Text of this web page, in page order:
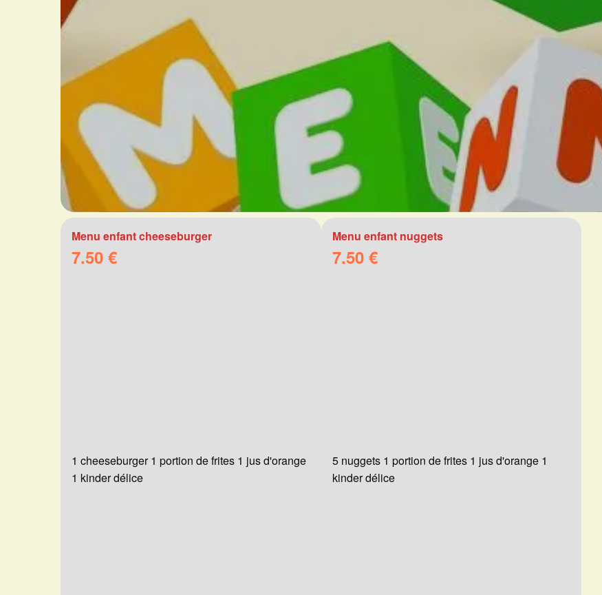
Menu enfant cheeseburger
7.50 €
1 cheeseburger 1 portion de frites 1 jus d'orange
1 kinder délice
Menu enfant nuggets
7.50 €
5 nuggets 1 portion de frites 1 jus d'orange 1
kinder délice